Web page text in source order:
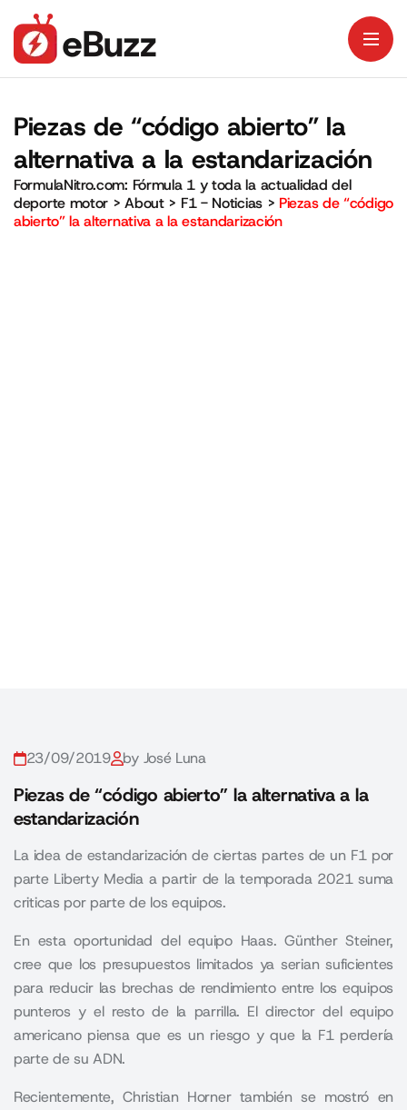
Piezas de “código abierto” la
alternativa a la estandarización
FormulaNitro.com: Fórmula 1 y toda la actualidad del
deporte motor >About> F1 - Noticias> Piezas de “código
abierto” la alternativa a la estandarización
23/09/2019 by José Luna
Piezas de “código abierto” la alternativa a la
estandarización
La idea de estandarización de ciertas partes de un F1 por
parte Liberty Media a partir de la temporada 2021 suma
criticas por parte de los equipos.
En esta oportunidad del equipo Haas. Günther Steiner,
cree que los presupuestos limitados ya serian suficientes
para reducir las brechas de rendimiento entre los equipos
punteros y el resto de la parrilla. El director del equipo
americano piensa que es un riesgo y que la F1 perdería
parte de su ADN.
Recientemente, Christian Horner también se mostró en